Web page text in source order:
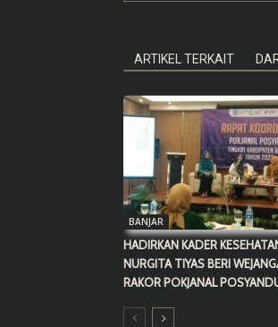
ARTIKEL TERKAIT
BANJAR
HADIRKAN KADER
NURGITA TIYAS BERI
RAKOR POKJANAL